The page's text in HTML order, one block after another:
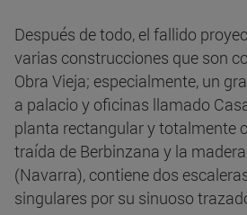
Después de todo, el fallido
varias construcciones que son
Obra Vieja; especialmente, un
a palacio y oficinas llamado
planta rectangular y totalmente
traída de Berbinzana y la
(Navarra), contiene dos
singulares por su sinuoso